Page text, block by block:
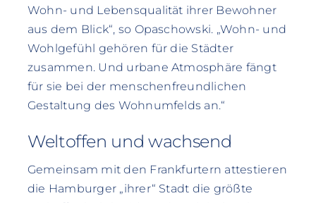
Wohn- und Lebensqualität ihrer Bewohner
aus dem Blick“, so Opaschowski. „Wohn- und
Wohlgefühl gehören für die Städter
zusammen. Und urbane Atmosphäre fängt
für sie bei der menschenfreundlichen
Gestaltung des Wohnumfelds an.“
Weltoffen und wachsend
Gemeinsam mit den Frankfurtern attestieren
die Hamburger „ihrer“ Stadt die größte